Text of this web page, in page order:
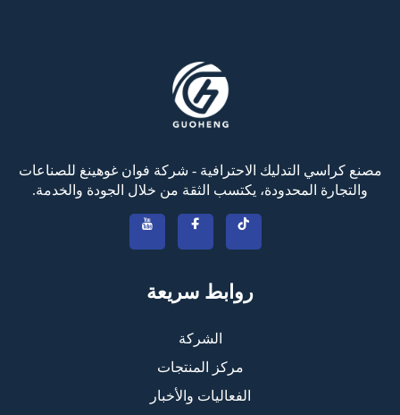
مصنع كراسي التدليك الاحترافية - شركة فوان غوهينغ للصناعات
والتجارة المحدودة، يكتسب الثقة من خلال الجودة والخدمة.
روابط سريعة
الشركة
مركز المنتجات
الفعاليات والأخبار